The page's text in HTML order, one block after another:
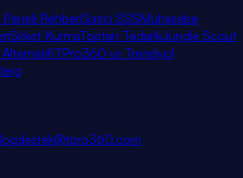
Paneli RehberiSatıcı SSSMuhasebe
Şirket KurmaToptan TedarikJungle Scout
TPro360 vs Trendyol
destek@tpro360.com